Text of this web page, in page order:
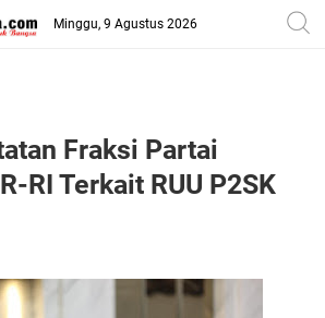
Minggu, 9 Agustus 2026
Fraksi Partai
RI Terkait RUU P2SK